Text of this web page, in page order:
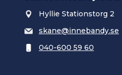
Hyllie Stationstorg 2
skane@innebandy.se
040-600 59 60